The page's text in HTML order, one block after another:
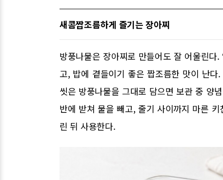
새콤짭조름하게 즐기는 장아찌
방풍나물은 장아찌로 만들어도 잘 어울린
고, 밥에 곁들이기 좋은 짭조름한 맛이 난
씻은 방풍나물을 그대로 담으면 보관 중 양
반에 받쳐 물을 빼고, 줄기 사이까지 마른
린 뒤 사용한다.